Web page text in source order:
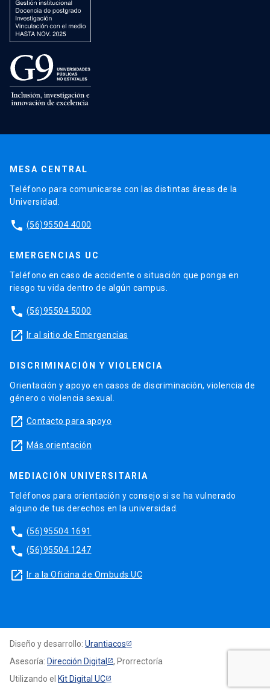
MESA CENTRAL
Teléfono para comunicarse con las distintas áreas de la
Universidad.
phone (56)95504 4000
EMERGENCIAS UC
Teléfono en caso de accidente o situación que ponga en
riesgo tu vida dentro de algún campus.
phone (56)95504 5000
launch Ir al sitio de Emergencias
DISCRIMINACIÓN Y VIOLENCIA
Orientación y apoyo en casos de discriminación, violencia de
género o violencia sexual.
launch Contacto para apoyo
launch Más orientación
MEDIACIÓN UNIVERSITARIA
Teléfonos para orientación y consejo si se ha vulnerado
alguno de tus derechos en la universidad.
phone (56)95504 1691
phone (56)95504 1247
launch Ir a la Oficina de Ombuds UC
Diseño y desarrollo: Urantiacos
Asesoría: Dirección Digital
, Prorrectoría
Utilizando el Kit Digital UC